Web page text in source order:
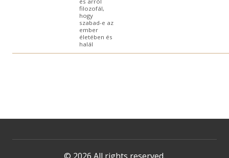
filozofál,
hogy
szabad-e az
ember
életében és
halál